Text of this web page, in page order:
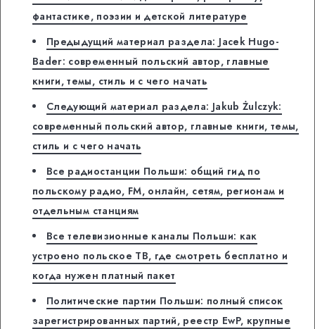
фантастике, поэзии и детской литературе
Предыдущий материал раздела: Jacek Hugo-
Bader: современный польский автор, главные
книги, темы, стиль и с чего начать
Следующий материал раздела: Jakub Żulczyk:
современный польский автор, главные книги, темы,
стиль и с чего начать
Все радиостанции Польши: общий гид по
польскому радио, FM, онлайн, сетям, регионам и
отдельным станциям
Все телевизионные каналы Польши: как
устроено польское ТВ, где смотреть бесплатно и
когда нужен платный пакет
Политические партии Польши: полный список
зарегистрированных партий, реестр EwP, крупные